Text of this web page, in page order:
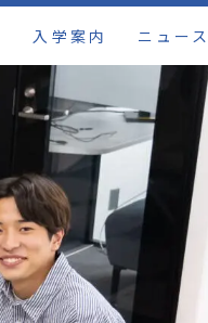
入学案内 ニュース